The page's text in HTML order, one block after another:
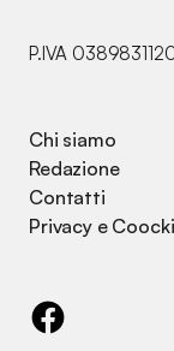
P.IVA
Chi siamo
Redazione
Contatti
Privacy e